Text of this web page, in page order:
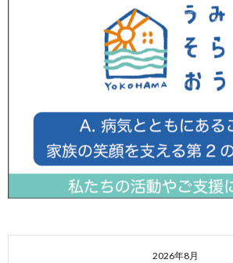
2026年8月